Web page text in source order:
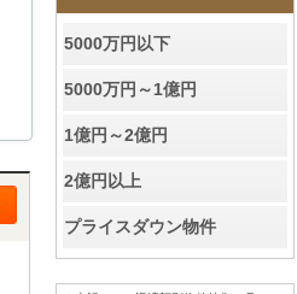
お客様の声
お知らせ
5000万円以下
5000万円～1億円
1億円～2億円
2億円以上
プライスダウン物件